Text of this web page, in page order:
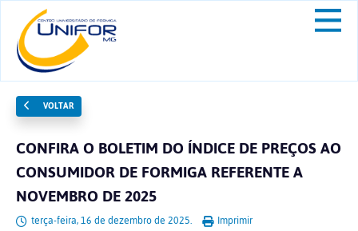
VOLTAR
CONFIRA O BOLETIM DO ÍNDICE DE PREÇOS AO
CONSUMIDOR DE FORMIGA REFERENTE A
NOVEMBRO DE 2025
terça-feira, 16 de dezembro de 2025. Imprimir